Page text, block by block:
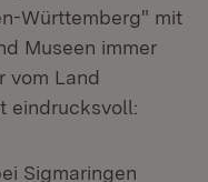
Württemberg" mit
Museen immer
vom Land
eindrucksvoll:
Sigmaringen